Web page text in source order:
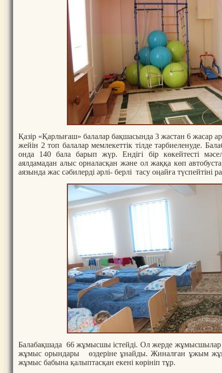
Қазір «Қарлығаш» балалар бақшасында 3 жастан 6 жасар
жейін 2 топ балалар мемлекеттік тілде тәрбиеленуде.
онда 140 бала барып жүр. Ендігі бір көкейтесті
аялдамадан алыс орналасқан және ол жаққа көп
аязында жас сәбилерді әрлі- берлі тасу оңайға түспейтіні
Балабақшада 66 жұмысшы істейді. Ол жерде жұмысшылар
жұмыс орындары өздеріне ұнайды. Жиналған ұжым
жұмыс бабына қалыптасқан екені көрініп тұр.